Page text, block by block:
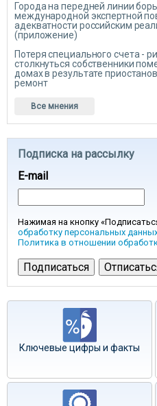
Города на передней линии
международной экспертной
адекватности российским
(приложение)
Потеря специального счета -
столкнуться собственники
домах в результате
ремонт
Все мнения
Подписка на рассылку
E-mail
Нажимая на кнопку
обработку персональных
Политика в отношении
Ключевые цифры и факты